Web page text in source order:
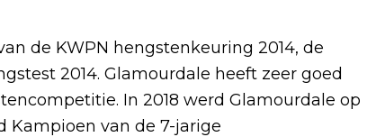
de KWPN hengstenkeuring 2014, de
2014. Glamourdale heeft zeer goed
In 2018 werd Glamourdale op
Kampioen van de 7-jarige